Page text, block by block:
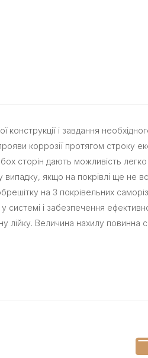
і завдання
коррозії протягом строку
сторін дають можливість
якщо на покрівлі ще не
на 3 покрівельних
і забезпечення
лійку. Величина нахилу повинна